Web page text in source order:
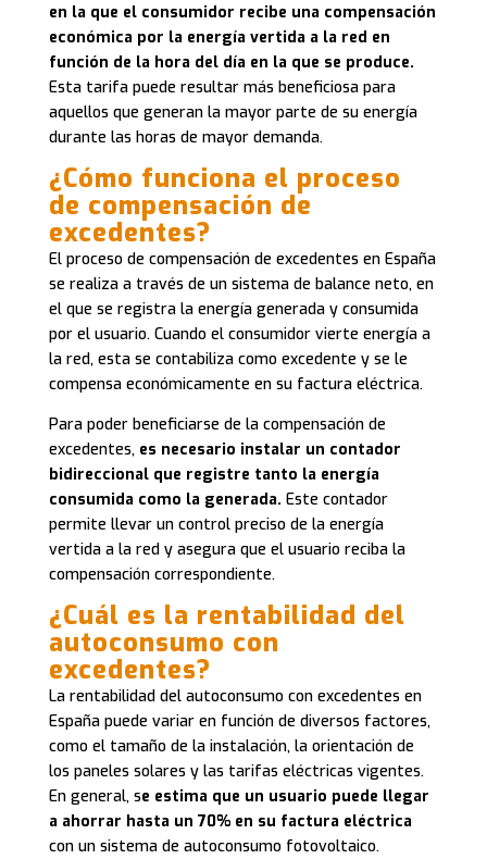
en la que el consumidor recibe una compensación
económica por la energía vertida a la red en
función de la hora del día en la que se produce.
Esta tarifa puede resultar más beneficiosa para
aquellos que generan la mayor parte de su energía
durante las horas de mayor demanda.
¿Cómo funciona el proceso
de compensación de
excedentes?
El proceso de compensación de excedentes en España
se realiza a través de un sistema de balance neto, en
el que se registra la energía generada y consumida
por el usuario. Cuando el consumidor vierte energía a
la red, esta se contabiliza como excedente y se le
compensa económicamente en su factura eléctrica.
Para poder beneficiarse de la compensación de
excedentes, es necesario instalar un contador
bidireccional que registre tanto la energía
consumida como la generada. Este contador
permite llevar un control preciso de la energía
vertida a la red y asegura que el usuario reciba la
compensación correspondiente.
¿Cuál es la rentabilidad del
autoconsumo con
excedentes?
La rentabilidad del autoconsumo con excedentes en
España puede variar en función de diversos factores,
como el tamaño de la instalación, la orientación de
los paneles solares y las tarifas eléctricas vigentes.
En general, se estima que un usuario puede llegar
a ahorrar hasta un 70% en su factura eléctrica
con un sistema de autoconsumo fotovoltaico.